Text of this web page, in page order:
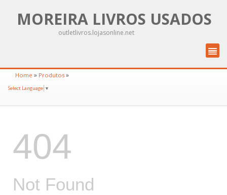
MOREIRA LIVROS USADOS
outletlivros.lojasonline.net
Home » Produtos »
Select Language ▼